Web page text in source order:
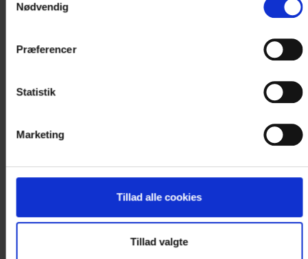
Nødvendig
Præferencer
Statistik
Marketing
Tillad alle cookies
Tillad valgte